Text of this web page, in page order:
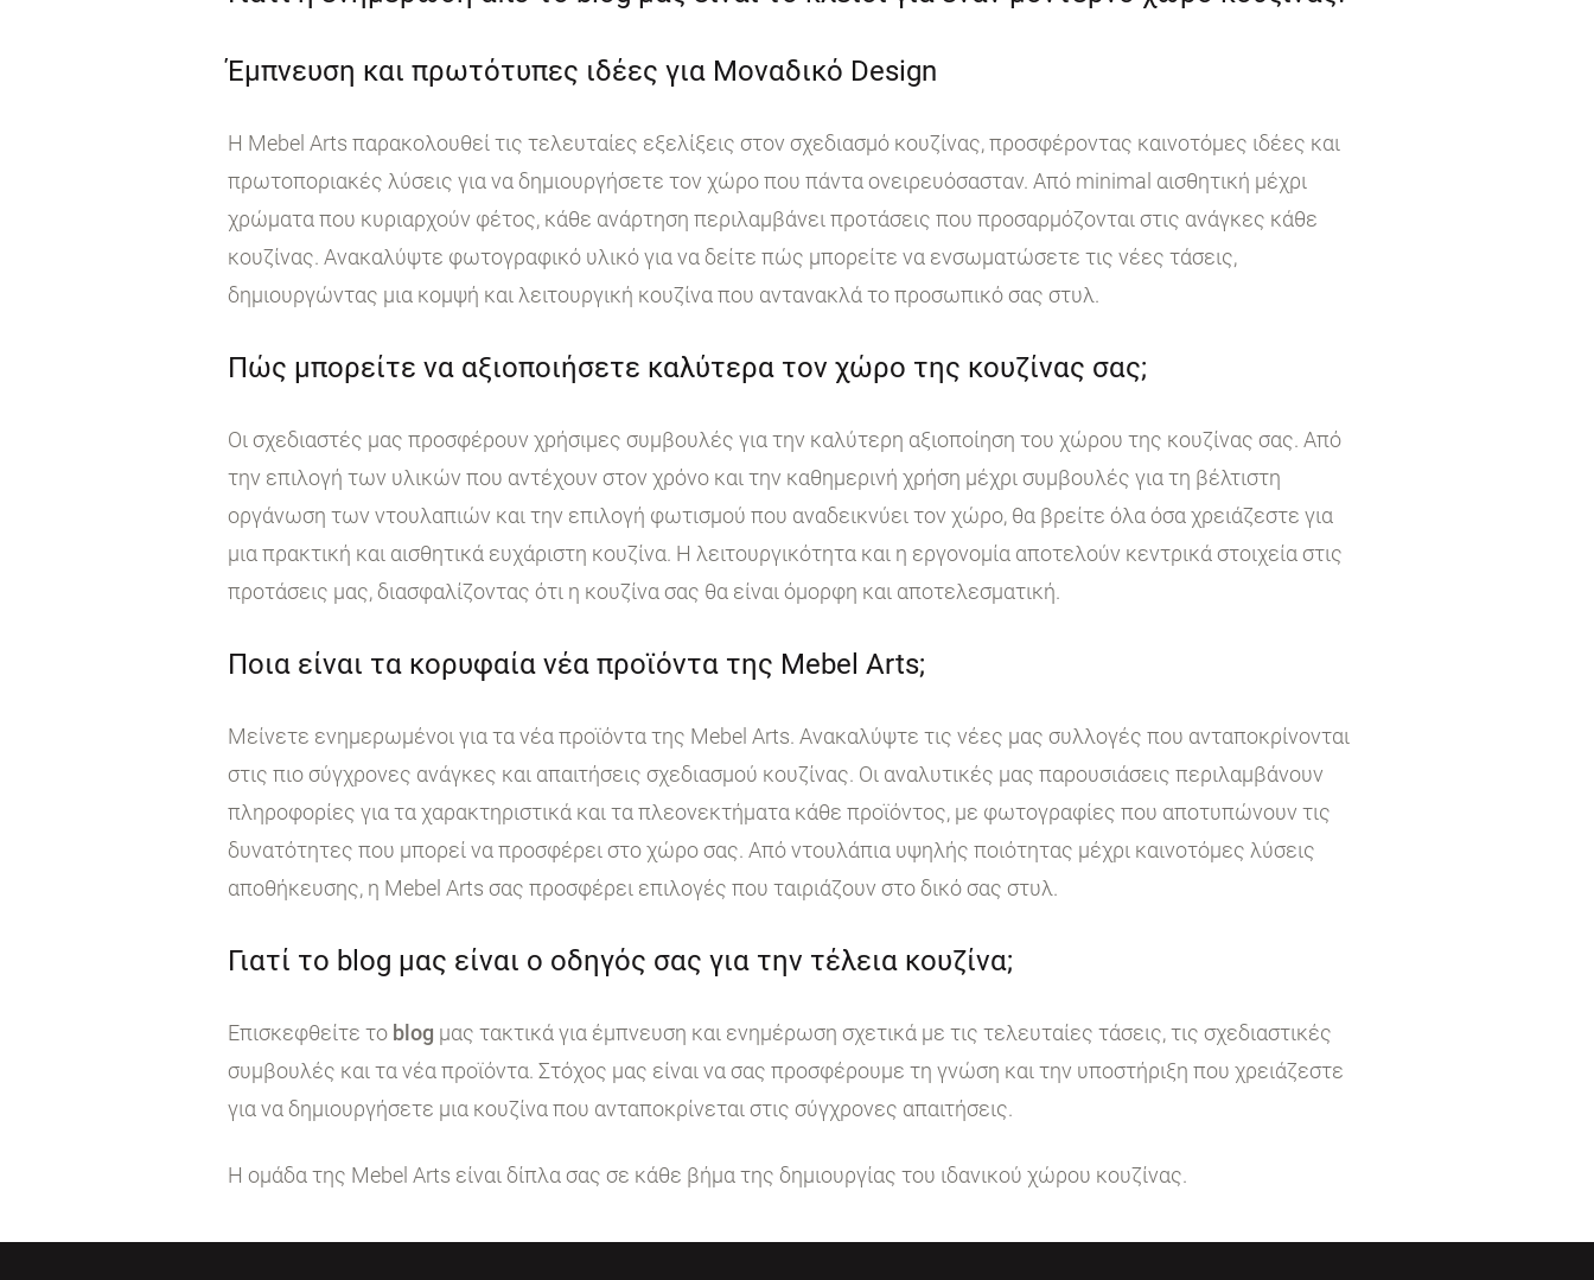
Έμπνευση και πρωτότυπες ιδέες για Μοναδικό Design
Η Mebel Arts παρακολουθεί τις τελευταίες εξελίξεις στον σχεδιασμό κουζίνας, προσφέροντας καινοτόμες ιδέες και
πρωτοποριακές λύσεις για να δημιουργήσετε τον χώρο που πάντα ονειρευόσασταν. Από minimal αισθητική μέχρι
χρώματα που κυριαρχούν φέτος, κάθε ανάρτηση περιλαμβάνει προτάσεις που προσαρμόζονται στις ανάγκες κάθε
κουζίνας. Ανακαλύψτε φωτογραφικό υλικό για να δείτε πώς μπορείτε να ενσωματώσετε τις νέες τάσεις,
δημιουργώντας μια κομψή και λειτουργική κουζίνα που αντανακλά το προσωπικό σας στυλ.
Πώς μπορείτε να αξιοποιήσετε καλύτερα τον χώρο της κουζίνας σας;
Οι σχεδιαστές μας προσφέρουν χρήσιμες συμβουλές για την καλύτερη αξιοποίηση του χώρου της κουζίνας σας. Από
την επιλογή των υλικών που αντέχουν στον χρόνο και την καθημερινή χρήση μέχρι συμβουλές για τη βέλτιστη
οργάνωση των ντουλαπιών και την επιλογή φωτισμού που αναδεικνύει τον χώρο, θα βρείτε όλα όσα χρειάζεστε για
μια πρακτική και αισθητικά ευχάριστη κουζίνα. Η λειτουργικότητα και η εργονομία αποτελούν κεντρικά στοιχεία στις
προτάσεις μας, διασφαλίζοντας ότι η κουζίνα σας θα είναι όμορφη και αποτελεσματική.
Ποια είναι τα κορυφαία νέα προϊόντα της Mebel Arts;
Μείνετε ενημερωμένοι για τα νέα προϊόντα της Mebel Arts. Ανακαλύψτε τις νέες μας συλλογές που ανταποκρίνονται
στις πιο σύγχρονες ανάγκες και απαιτήσεις σχεδιασμού κουζίνας. Οι αναλυτικές μας παρουσιάσεις περιλαμβάνουν
πληροφορίες για τα χαρακτηριστικά και τα πλεονεκτήματα κάθε προϊόντος, με φωτογραφίες που αποτυπώνουν τις
δυνατότητες που μπορεί να προσφέρει στο χώρο σας. Από ντουλάπια υψηλής ποιότητας μέχρι καινοτόμες λύσεις
αποθήκευσης, η Mebel Arts σας προσφέρει επιλογές που ταιριάζουν στο δικό σας στυλ.
Γιατί το blog μας είναι ο οδηγός σας για την τέλεια κουζίνα;
Επισκεφθείτε το blog μας τακτικά για έμπνευση και ενημέρωση σχετικά με τις τελευταίες τάσεις, τις σχεδιαστικές
συμβουλές και τα νέα προϊόντα. Στόχος μας είναι να σας προσφέρουμε τη γνώση και την υποστήριξη που χρειάζεστε
για να δημιουργήσετε μια κουζίνα που ανταποκρίνεται στις σύγχρονες απαιτήσεις.
Η ομάδα της Mebel Arts είναι δίπλα σας σε κάθε βήμα της δημιουργίας του ιδανικού χώρου κουζίνας.